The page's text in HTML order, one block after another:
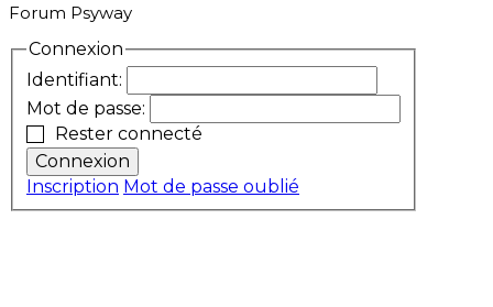
Forum Psyway
Connexion
Identifiant:
Mot de passe:
Rester connecté
Connexion
Inscription Mot de passe oublié